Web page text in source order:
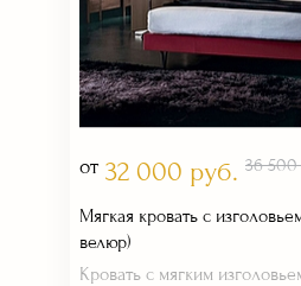
от 32 000 руб. 36 500
Мягкая кровать с
велюр)
Кровать с мягким